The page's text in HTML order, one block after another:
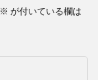
※ が付いている欄は